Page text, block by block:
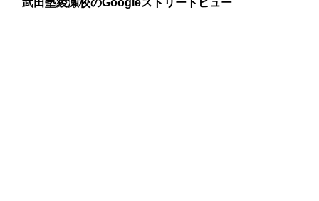
武田塾綾瀬校のGoogleストリートビュー